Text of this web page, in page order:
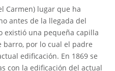
Carmen) lugar que ha
antes de la llegada del
existió una pequeña capilla
por lo cual el padre
edificación. En 1869 se
con la edificación del actual